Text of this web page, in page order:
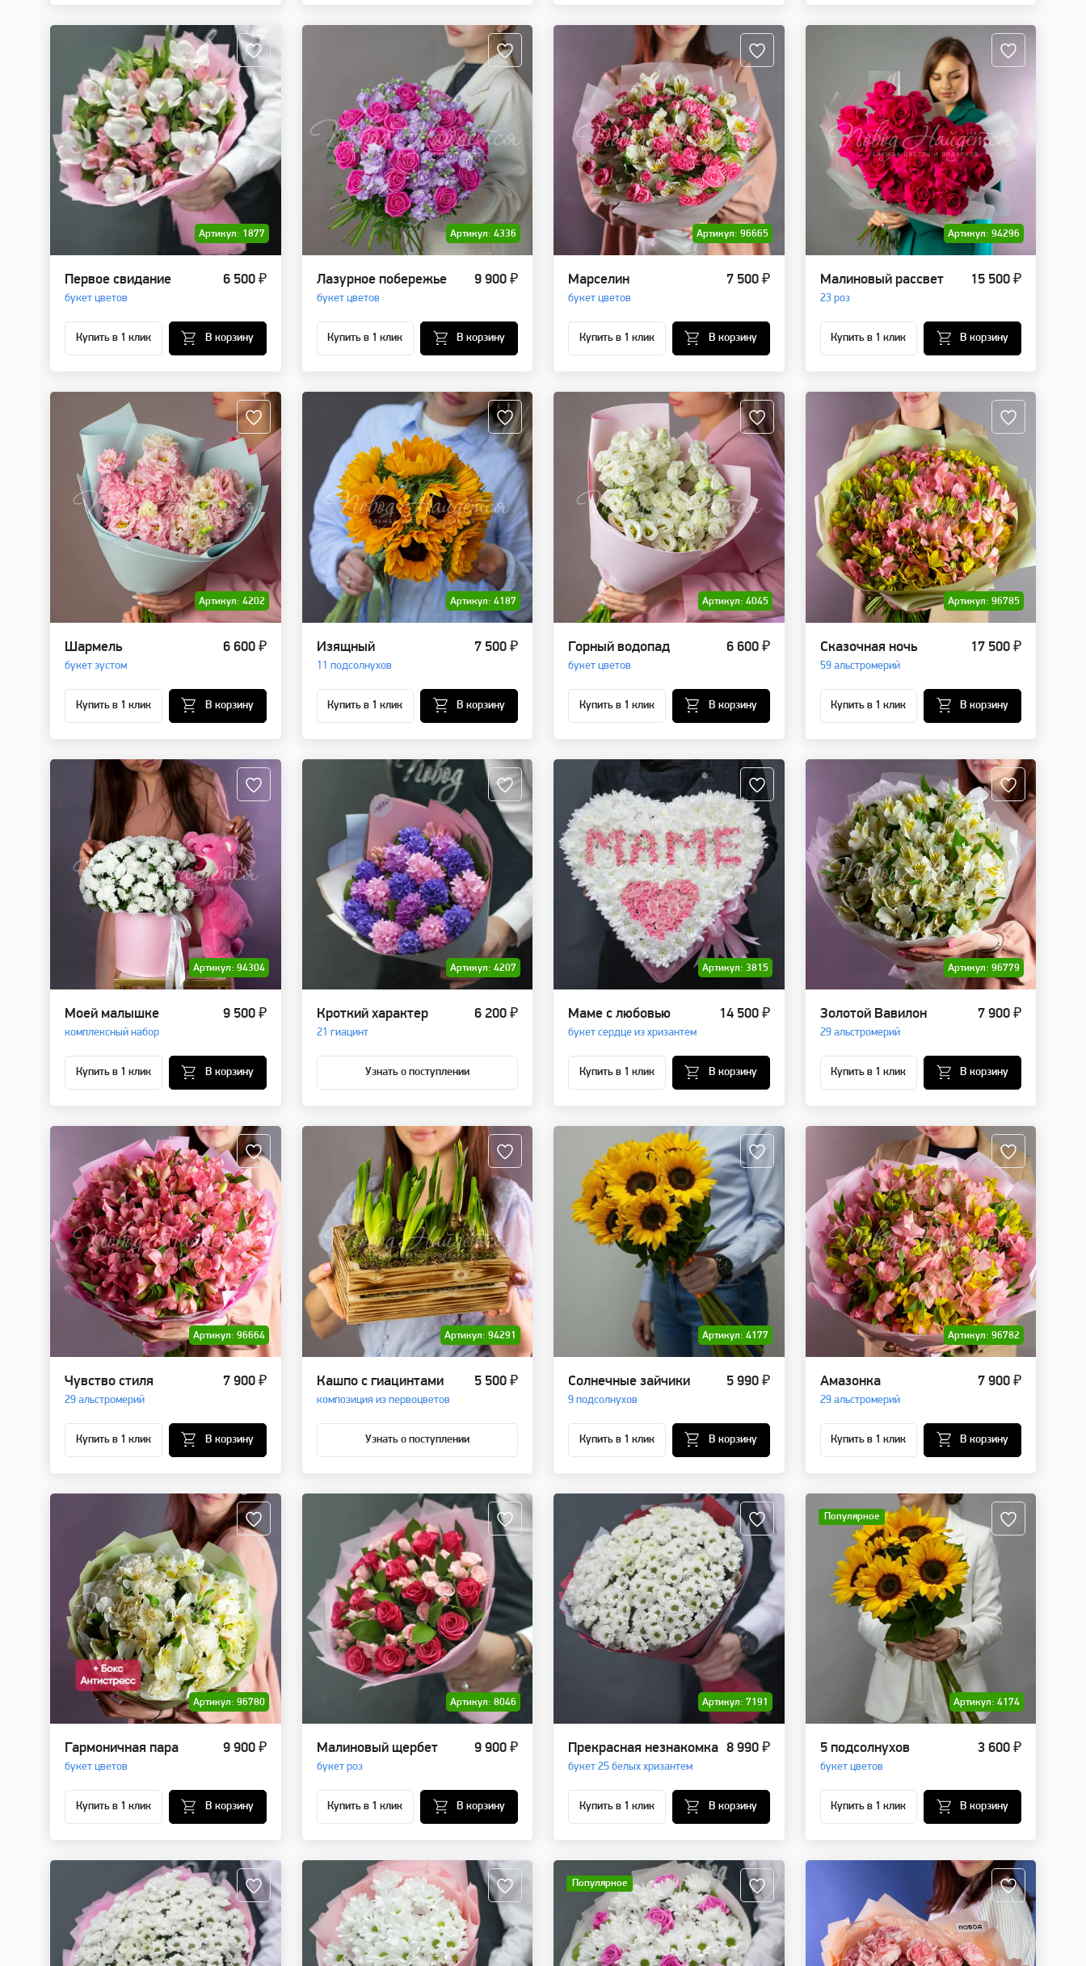
Артикул: 1877
Первое свидание
букет цветов
6 500 ₽
Купить в 1 клик В корзину
Артикул: 4336
Лазурное побережье
букет цветов
9 900 ₽
Купить в 1 клик В корзину
Артикул: 96665
Марселин
букет цветов
7 500 ₽
Купить в 1 клик В корзину
Артикул: 94296
Малиновый рассвет
23 роз
15 500 ₽
Купить в 1 клик В корзину
Артикул: 4202
Шармель
букет эустом
6 600 ₽
Купить в 1 клик В корзину
Артикул: 4187
Изящный
11 подсолнухов
7 500 ₽
Купить в 1 клик В корзину
Артикул: 4045
Горный водопад
букет цветов
6 600 ₽
Купить в 1 клик В корзину
Артикул: 96785
Сказочная ночь
59 альстромерий
17 500 ₽
Купить в 1 клик В корзину
Артикул: 94304
Моей малышке
комплексный набор
9 500 ₽
Купить в 1 клик В корзину
Артикул: 4207
Кроткий характер
21 гиацинт
6 200 ₽
Узнать о поступлении
Артикул: 3815
Маме с любовью
букет сердце из хризантем
14 500 ₽
Купить в 1 клик В корзину
Артикул: 96779
Золотой Вавилон
29 альстромерий
7 900 ₽
Купить в 1 клик В корзину
Артикул: 96664
Чувство стиля
29 альстромерий
7 900 ₽
Купить в 1 клик В корзину
Артикул: 94291
Кашпо с гиацинтами
композиция из первоцветов
5 500 ₽
Узнать о поступлении
Артикул: 4177
Солнечные зайчики
9 подсолнухов
5 990 ₽
Купить в 1 клик В корзину
Артикул: 96782
Амазонка
29 альстромерий
7 900 ₽
Купить в 1 клик В корзину
Артикул: 96780
Гармоничная пара
букет цветов
9 900 ₽
Купить в 1 клик В корзину
Артикул: 8046
Малиновый щербет
букет роз
9 900 ₽
Купить в 1 клик В корзину
Артикул: 7191
Прекрасная незнакомка
букет 25 белых хризантем
8 990 ₽
Купить в 1 клик В корзину
Популярное
Артикул: 4174
5 подсолнухов
букет цветов
3 600 ₽
Купить в 1 клик В корзину
Популярное